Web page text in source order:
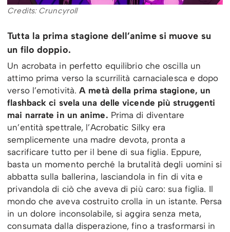
Credits: Cruncyroll
Tutta la prima stagione dell’anime si muove su
un filo doppio.
Un acrobata in perfetto equilibrio che oscilla un
attimo prima verso la scurrilità carnacialesca e dopo
verso l’emotività.A metà della prima stagione, un
flashback ci svela una delle vicende più struggenti
mai narrate in un anime. Prima di diventare
un’entità spettrale, l’Acrobatic Silky era
semplicemente una madre devota, pronta a
sacrificare tutto per il bene di sua figlia. Eppure,
basta un momento perché la brutalità degli uomini si
abbatta sulla ballerina, lasciandola in fin di vita e
privandola di ciò che aveva di più caro: sua figlia. Il
mondo che aveva costruito crolla in un istante. Persa
in un dolore inconsolabile, si aggira senza meta,
consumata dalla disperazione, fino a trasformarsi in